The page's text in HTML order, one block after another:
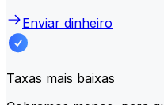
Enviar dinheiro
Taxas mais baixas